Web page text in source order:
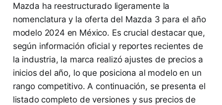
Mazda ha reestructurado ligeramente la
nomenclatura y la oferta del Mazda 3 para el año
modelo 2024 en México. Es crucial destacar que,
según información oficial y reportes recientes de
la industria, la marca realizó ajustes de precios a
inicios del año, lo que posiciona al modelo en un
rango competitivo. A continuación, se presenta el
listado completo de versiones y sus precios de